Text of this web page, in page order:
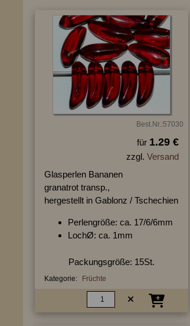
Best.Nr.:57030
für 1.29 €
zzgl. Versand
Glasperlen Bananen
granatrot transp.,
hergestellt in Gablonz / Tschechien
Perlengröße: ca. 17/6/6mm
LochØ: ca. 1mm
Packungsgröße: 15St.
Kategorie: Früchte